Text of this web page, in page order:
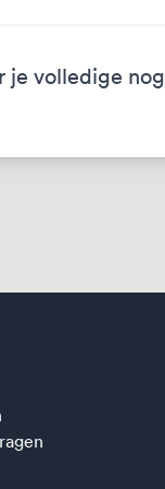
je volledige